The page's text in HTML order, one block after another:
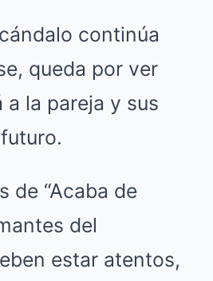
continúa
queda por ver
la pareja y sus
de “Acaba de
del
estar atentos,